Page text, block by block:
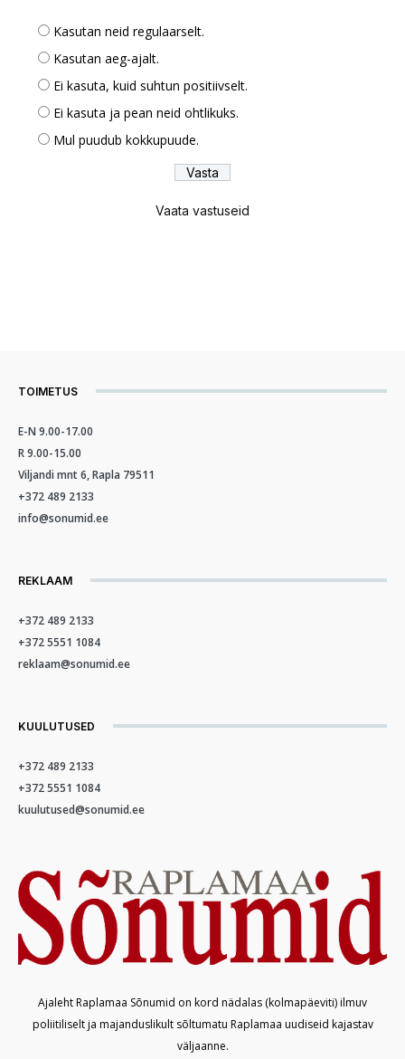
Kasutan neid regulaarselt.
Kasutan aeg-ajalt.
Ei kasuta, kuid suhtun positiivselt.
Ei kasuta ja pean neid ohtlikuks.
Mul puudub kokkupuude.
Vaata vastuseid
TOIMETUS
E-N 9.00-17.00
R 9.00-15.00
Viljandi mnt 6, Rapla 79511
+372 489 2133
info@sonumid.ee
REKLAAM
+372 489 2133
+372 5551 1084
reklaam@sonumid.ee
KUULUTUSED
+372 489 2133
+372 5551 1084
kuulutused@sonumid.ee
Ajaleht Raplamaa Sõnumid on kord nädalas (kolmapäeviti) ilmuv
poliitiliselt ja majanduslikult sõltumatu Raplamaa uudiseid kajastav
väljaanne.